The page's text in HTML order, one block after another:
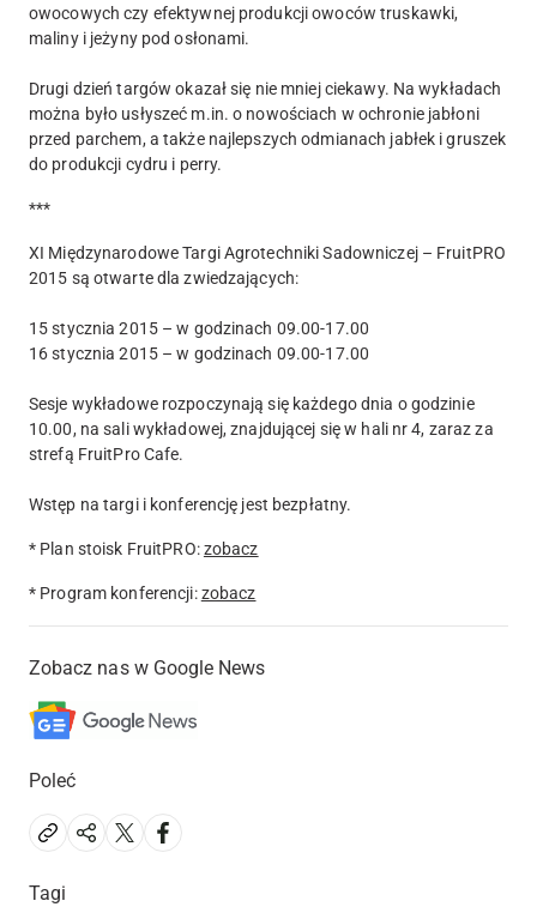
owocowych czy efektywnej produkcji owoców truskawki,
maliny i jeżyny pod osłonami.
Drugi dzień targów okazał się nie mniej ciekawy. Na wykładach
można było usłyszeć m.in. o nowościach w ochronie jabłoni
przed parchem, a także najlepszych odmianach jabłek i gruszek
do produkcji cydru i perry.
***
XI Międzynarodowe Targi Agrotechniki Sadowniczej – FruitPRO
2015 są otwarte dla zwiedzających:
15 stycznia 2015 – w godzinach 09.00-17.00
16 stycznia 2015 – w godzinach 09.00-17.00
Sesje wykładowe rozpoczynają się każdego dnia o godzinie
10.00, na sali wykładowej, znajdującej się w hali nr 4, zaraz za
strefą FruitPro Cafe.
Wstęp na targi i konferencję jest bezpłatny.
* Plan stoisk FruitPRO:zobacz
* Program konferencji:zobacz
Zobacz nas w Google News
Poleć
Tagi